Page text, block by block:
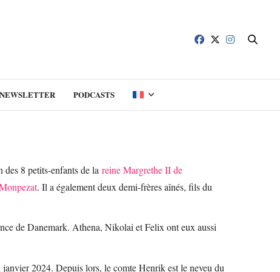
NEWSLETTER PODCASTS
8 petits-enfants de la reine Margrethe II de
. Il a également deux demi-frères aînés, fils du
de Danemark. Athena, Nikolai et Felix ont eux aussi
2024. Depuis lors, le comte Henrik est le neveu du